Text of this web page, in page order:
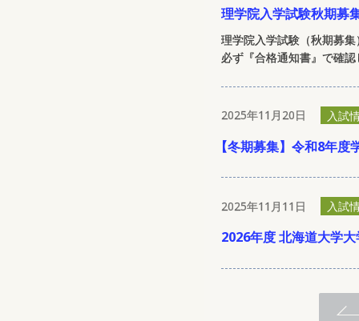
理学院入学試験秋期募
理学院入学試験（秋期募
必ず『合格通知書』で確
2025年11月20日 入試
【冬期募集】令和8年度
2025年11月11日 入試
2026年度 北海道大学